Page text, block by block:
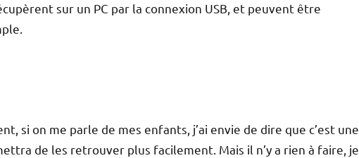
sur un PC par la connexion USB, et peuvent être
si on me parle de mes enfants, j’ai envie de dire que c’est une
de les retrouver plus facilement. Mais il n’y a rien à faire, je